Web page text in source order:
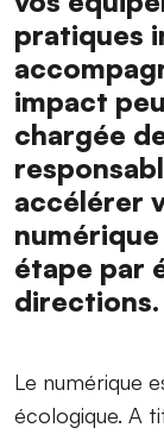
pratiques
impact
chargée
accélérer
étape par
directions.
Le numérique
écologique. A